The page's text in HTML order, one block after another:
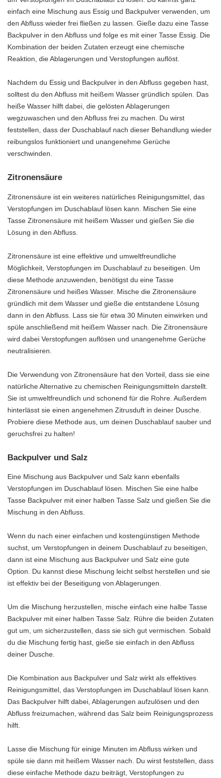
einfach eine Mischung aus Essig und Backpulver verwenden, um
den Abfluss wieder frei fließen zu lassen. Gieße dazu eine Tasse
Backpulver in den Abfluss und folge es mit einer Tasse Essig. Die
Kombination der beiden Zutaten erzeugt eine chemische
Reaktion, die Ablagerungen und Verstopfungen auflöst.
Nachdem du Essig und Backpulver in den Abfluss gegeben hast,
solltest du den Abfluss mit heißem Wasser gründlich spülen. Das
heiße Wasser hilft dabei, die gelösten Ablagerungen
wegzuwaschen und den Abfluss frei zu machen. Du wirst
feststellen, dass der Duschablauf nach dieser Behandlung wieder
reibungslos funktioniert und unangenehme Gerüche
verschwinden.
Zitronensäure
Zitronensäure ist ein weiteres natürliches Reinigungsmittel, das
Verstopfungen im Duschablauf lösen kann. Mischen Sie eine
Tasse Zitronensäure mit heißem Wasser und gießen Sie die
Lösung in den Abfluss.
Zitronensäure ist eine effektive und umweltfreundliche
Möglichkeit, Verstopfungen im Duschablauf zu beseitigen. Um
diese Methode anzuwenden, benötigst du eine Tasse
Zitronensäure und heißes Wasser. Mische die Zitronensäure
gründlich mit dem Wasser und gieße die entstandene Lösung
dann in den Abfluss. Lass sie für etwa 30 Minuten einwirken und
spüle anschließend mit heißem Wasser nach. Die Zitronensäure
wird dabei Verstopfungen auflösen und unangenehme Gerüche
neutralisieren.
Die Verwendung von Zitronensäure hat den Vorteil, dass sie eine
natürliche Alternative zu chemischen Reinigungsmitteln darstellt.
Sie ist umweltfreundlich und schonend für die Rohre. Außerdem
hinterlässt sie einen angenehmen Zitrusduft in deiner Dusche.
Probiere diese Methode aus, um deinen Duschablauf sauber und
geruchsfrei zu halten!
Backpulver und Salz
Eine Mischung aus Backpulver und Salz kann ebenfalls
Verstopfungen im Duschablauf lösen. Mischen Sie eine halbe
Tasse Backpulver mit einer halben Tasse Salz und gießen Sie die
Mischung in den Abfluss.
Wenn du nach einer einfachen und kostengünstigen Methode
suchst, um Verstopfungen in deinem Duschablauf zu beseitigen,
dann ist eine Mischung aus Backpulver und Salz eine gute
Option. Du kannst diese Mischung leicht selbst herstellen und sie
ist effektiv bei der Beseitigung von Ablagerungen.
Um die Mischung herzustellen, mische einfach eine halbe Tasse
Backpulver mit einer halben Tasse Salz. Rühre die beiden Zutaten
gut um, um sicherzustellen, dass sie sich gut vermischen. Sobald
du die Mischung fertig hast, gieße sie einfach in den Abfluss
deiner Dusche.
Die Kombination aus Backpulver und Salz wirkt als effektives
Reinigungsmittel, das Verstopfungen im Duschablauf lösen kann.
Das Backpulver hilft dabei, Ablagerungen aufzulösen und den
Abfluss freizumachen, während das Salz beim Reinigungsprozess
hilft.
Lasse die Mischung für einige Minuten im Abfluss wirken und
spüle sie dann mit heißem Wasser nach. Du wirst feststellen, dass
diese einfache Methode dazu beiträgt, Verstopfungen zu